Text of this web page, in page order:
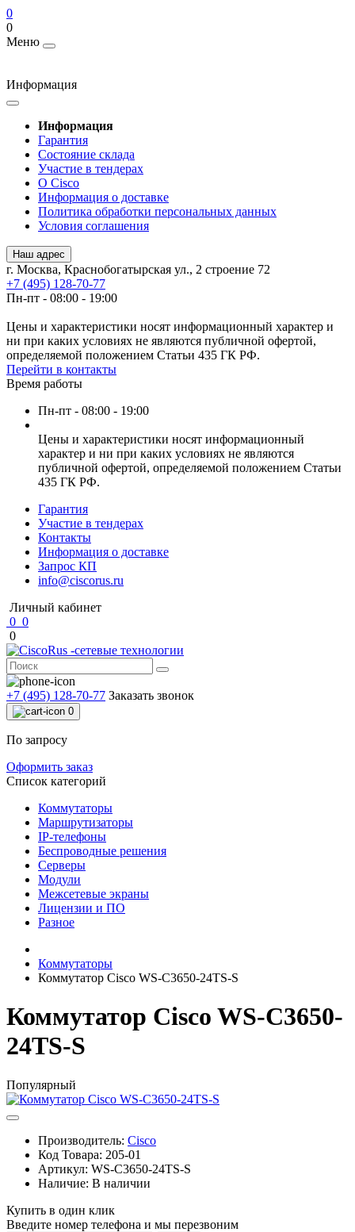
0
0
Меню
Информация
Информация
Гарантия
Состояние склада
Участие в тендерах
О Cisco
Информация о доставке
Политика обработки персональных данных
Условия соглашения
Наш адрес
г. Москва, Краснобогатырская ул., 2 строение 72
+7 (495) 128-70-77
Пн-пт - 08:00 - 19:00
Цены и характеристики носят информационный характер и
ни при каких условиях не являются публичной офертой,
определяемой положением Статьи 435 ГК РФ.
Перейти в контакты
Время работы
Пн-пт - 08:00 - 19:00
Цены и характеристики носят информационный
характер и ни при каких условиях не являются
публичной офертой, определяемой положением Статьи
435 ГК РФ.
Гарантия
Участие в тендерах
Контакты
Информация о доставке
Запрос КП
info@ciscorus.ru
Личный кабинет
0 0
0
+7 (495) 128-70-77 Заказать звонок
0
По запросу
Оформить заказ
Список категорий
Коммутаторы
Маршрутизаторы
IP-телефоны
Беспроводные решения
Серверы
Модули
Межсетевые экраны
Лицензии и ПО
Разное
Коммутаторы
Коммутатор Cisco WS-C3650-24TS-S
Коммутатор Cisco WS-C3650-
24TS-S
Популярный
Производитель: Cisco
Код Товара: 205-01
Артикул: WS-C3650-24TS-S
Наличие: В наличии
Купить в один клик
Введите номер телефона и мы перезвоним